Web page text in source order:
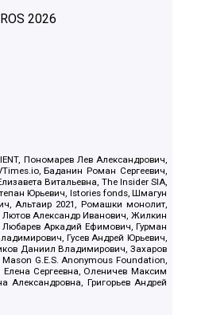
2026
Пономарев Лев Александрович,
Баданин Роман Сергеевич,
Витальевна, The Insider SIA,
Юрьевич, Istories fonds, Шмагун
Альтаир 2021, Ромашки монолит,
Александр Иванович, Жилкин
Любарев Аркадий Ефимович, Гурман
Гусев Андрей Юрьевич,
Даниил Владимирович, Захаров
G.E.S. Anonymous Foundation,
Сергеевна, Оленичев Максим
Александровна, Григорьев Андрей